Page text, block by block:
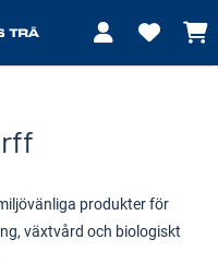
produkter för
växtvård och biologiskt